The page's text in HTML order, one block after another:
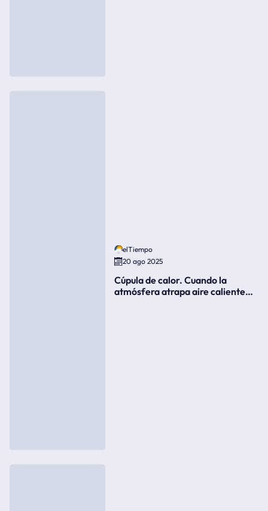
elTiempo
20 ago 2025
Cúpula de calor. Cuando la
atmósfera atrapa aire caliente